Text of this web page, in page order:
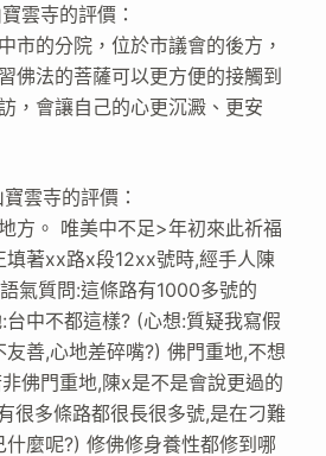
雲寺的評價：
市的分院，位於市議會的後方，
佛法的菩薩可以更方便的接觸到
，會讓自己的心更沉澱、更安
雲寺的評價：
方。 唯美中不足>年初來此祈福
填著xx路x段12xx號時,經手人陳
氣質問:這條路有1000多號的
中不都這樣? (心想:質疑我寫假
善,心地差碎嘴?) 佛門重地,不想
佛門重地,陳x是不是會說更過的
很多條路都很長很多號,是在刁難
麼呢?) 修佛修身養性都修到哪